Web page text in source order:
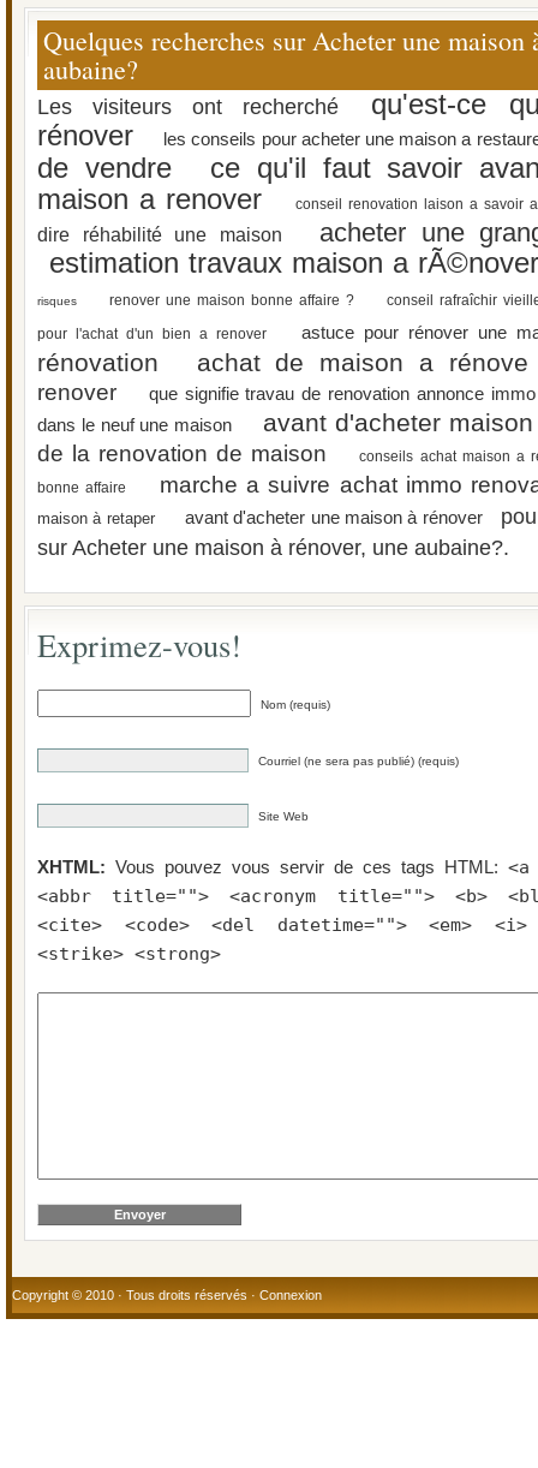
Quelques recherches sur Acheter une maison
aubaine?
Les visiteurs ont recherché
qu'est-ce
rénover
les conseils pour acheter une maison a
de vendre
ce qu'il faut savoir
maison a renover
conseil renovation laison a savoir
dire réhabilité une maison acheter une
estimation travaux maison a rÃ©nover
risques renover une maison bonne affaire ? conseil rafraîchir
pour l'achat d'un bien a renover astuce pour rénover une
rénovation achat de maison a rénove
renover
que signifie travau de renovation annonce immo
dans le neuf une maison
avant d'acheter
de la renovation de maison
conseils achat maison a
bonne affaire
marche a suivre achat immo
maison à retaper avant d'acheter une maison à rénover
sur Acheter une maison à rénover, une aubaine?.
Exprimez-vous!
Nom (requis)
Courriel (ne sera pas publié) (requis)
Site Web
XHTML: Vous pouvez vous servir de ces tags HTML:
<abbr title=""> <acronym title=""> <b>
<cite> <code> <del datetime=""> <em>
<strike> <strong>
Copyright © 2010 · Tous droits réservés · Connexion